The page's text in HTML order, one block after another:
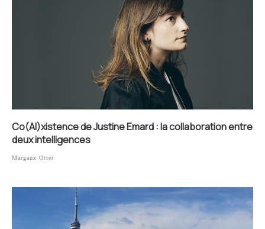
Co(AI)xistence de Justine Emard : la collaboration entre
deux intelligences
Margaux Otter